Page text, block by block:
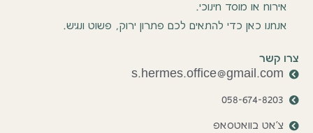
אירוח או מוסד חינוכי.
אנחנו כאן כדי להתאים לכם פתרון ירוק, פשוט ונגיש.
צרו קשר
s.hermes.office@gmail.com
058-674-8203
צ'אט בוואטסאפ